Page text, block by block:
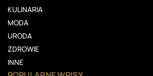
KULINARIA
MODA
URODA
ZDROWIE
INNE